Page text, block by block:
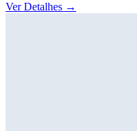
Ver Detalhes →